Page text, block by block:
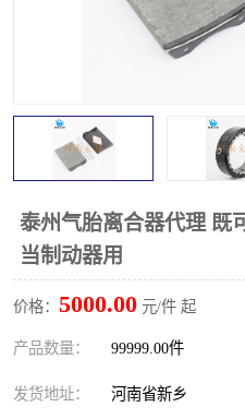
泰州气胎离合器代理 既
当制动器用
价格： 5000.00 元/件 起
产品数量： 99999.00件
发货地址： 河南省新乡